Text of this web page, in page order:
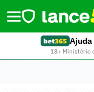
Ajuda
18+ Ministério